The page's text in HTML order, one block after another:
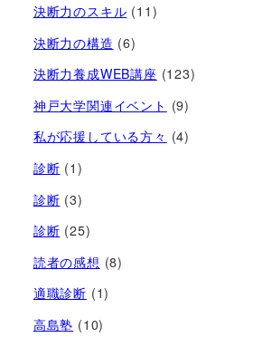
決断力のスキル (11)
決断力の構造 (6)
決断力養成WEB講座 (123)
神戸大学関連イベント (9)
私が応援している方々 (4)
診断 (1)
診断 (3)
診断 (25)
読者の感想 (8)
適職診断 (1)
高島塾 (10)